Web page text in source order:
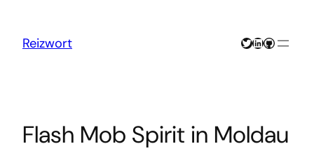
springen
Reizwort Twitter
LinkedIn
GitHub
Flash Mob Spirit in Moldau